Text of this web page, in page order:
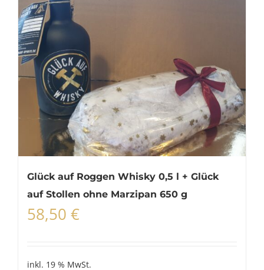
Glück auf Roggen Whisky 0,5 l + Glück
auf Stollen ohne Marzipan 650 g
58,50 €
inkl. 19 % MwSt.